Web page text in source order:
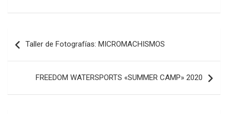
de
Taller de Fotografías: MICROMACHISMOS
FREEDOM WATERSPORTS «SUMMER CAMP» 2020